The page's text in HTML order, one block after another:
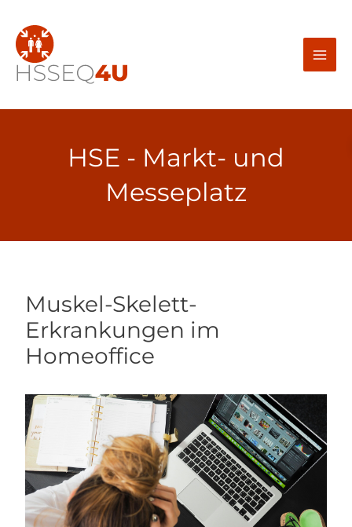
Inhalt
springen
HSE - Markt- und
Messeplatz
Muskel-Skelett-
Erkrankungen im
Homeoffice